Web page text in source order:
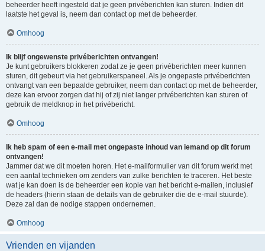
beheerder heeft ingesteld dat je geen privéberichten kan sturen. Indien dit
laatste het geval is, neem dan contact op met de beheerder.
Omhoog
Ik blijf ongewenste privéberichten ontvangen!
Je kunt gebruikers blokkeren zodat ze je geen privéberichten meer kunnen
sturen, dit gebeurt via het gebruikerspaneel. Als je ongepaste privéberichten
ontvangt van een bepaalde gebruiker, neem dan contact op met de beheerder,
deze kan ervoor zorgen dat hij of zij niet langer privéberichten kan sturen of
gebruik de meldknop in het privébericht.
Omhoog
Ik heb spam of een e-mail met ongepaste inhoud van iemand op dit forum
ontvangen!
Jammer dat we dit moeten horen. Het e-mailformulier van dit forum werkt met
een aantal technieken om zenders van zulke berichten te traceren. Het beste
wat je kan doen is de beheerder een kopie van het bericht e-mailen, inclusief
de headers (hierin staan de details van de gebruiker die de e-mail stuurde).
Deze zal dan de nodige stappen ondernemen.
Omhoog
Vrienden en vijanden